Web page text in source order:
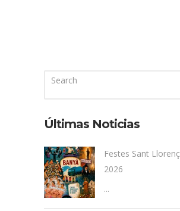
Últimas Noticias
Festes Sant Llorenç
2026
...